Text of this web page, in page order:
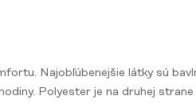
Najobľúbenejšie látky sú
Polyester je na druhej